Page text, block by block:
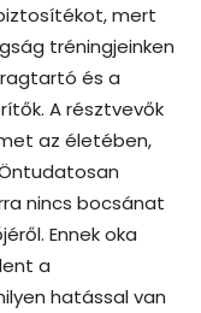
mert
tréningjeinken
és a
A résztvevők
az életében,
nincs bocsánat
Ennek oka
a
hatással van